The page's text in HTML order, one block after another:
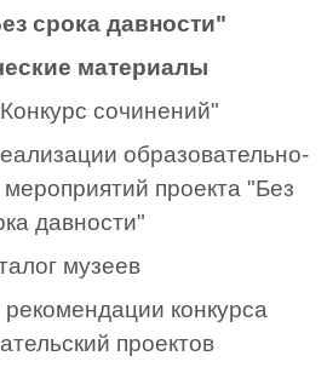
срока давности"
материалы
сочинений"
образовательно-
мероприятий проекта "Без
давности"
музеев
конкурса
проектов